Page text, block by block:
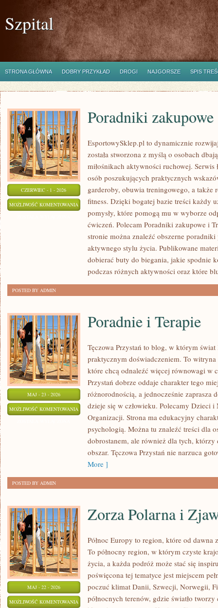
Szpital
STRONA GŁÓWNA DOBRY PRZYKŁAD DROGI NAJGORSZE SPIS
CZERWIEC - 1 - 2026
MOŻLIWOŚĆ KOMENTOWANIA PORADNIKI
ZAKUPOWE
Poradniki zakupowe
EsportowySklep.pl to dynamicznie
została stworzona z myślą o osobach
miłośnikach aktywności ruchowej.
osób poszukujących praktycznych
garderoby, obuwia treningowego, a także
fitness. Dzięki bogatej bazie treści każdy
pomysły, które pomogą mu w wyborze
ćwiczeń. Polecam Poradniki zakupowe i
stronie można znaleźć obszerne poradniki
aktywnego stylu życia. Publikowane
dobierać buty do biegania, jakie spodnie
podczas różnych aktywności oraz które
POSTED BY ADMIN
MAJ - 23 - 2026
MOŻLIWOŚĆ KOMENTOWANIA PORADNIE
TERAPIE
Poradnie i Terapie
Tęczowa Przystań to blog, w którym
praktycznym doświadczeniem. To
które chcą odnaleźć więcej równowagi w
Przystań dobrze oddaje charakter tego
różnorodnością, a jednocześnie zaprasza
dzieje się w człowieku. Polecamy Dzieci i
Organizacji. Strona ma edukacyjny
psychologią. Można tu znaleźć treści dla
dobrostanem, ale również dla tych,
obszar. Tęczowa Przystań nie narzuca
More ]
POSTED BY ADMIN
MAJ - 22 - 2026
MOŻLIWOŚĆ KOMENTOWANIA ZORZA
Zorza Polarna i
Północ Europy to region, które od dawna
To północny region, w którym czyste
życia, a każda podróż może stać się
poświęcona tej tematyce jest miejscem
poczuć klimat Danii, Szwecji, Norwegii,
północnych terenów, gdzie światło